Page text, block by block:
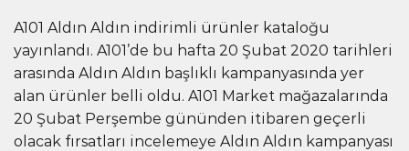
A101 Aldın Aldın indirimli ürünler kataloğu
yayınlandı. A101’de bu hafta 20 Şubat 2020 tarihleri
arasında Aldın Aldın başlıklı kampanyasında yer
alan ürünler belli oldu. A101 Market mağazalarında
20 Şubat Perşembe gününden itibaren geçerli
olacak fırsatları incelemeye Aldın Aldın kampanyası